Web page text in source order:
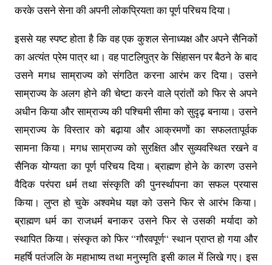
करके उसने सेना की अपनी लोकप्रियता का पूर्ण परिचय दिया।
इससे यह स्पष्ट होता है कि वह एक कुशल सेनाध्यक्ष और अपने सैनिकों
का अत्यंत प्रेम पात्र था। वह पाटलिपुत्र के सिंहासन पर बैठने के बाद
उसने मगध साम्राज्य को संगठित करना आरंभ कर दिया। उसने
साम्राज्य के अलग होने की चेष्टा करने वाले प्रांतों को फिर से अपने
अधीन किया और साम्राज्य की पश्चिमी सीमा को सुदृढ़ बनाया। उसने
साम्राज्य के विस्तार को बढ़ाया और आक्रमणों का सफलतापूर्वक
सामना किया। मगध साम्राज्य को सुरक्षित और सुव्यवस्थित रखने व
सैनिक योग्यता का पूर्ण परिचय दिया। ब्राह्मण होने के कारण उसने
वैदिक परंपरा धर्म तथा संस्कृति की पुनर्स्थापना का सफल प्रयास
किया। लुप्त हो चुके अश्वमेध यज्ञ को उसने फिर से आरंभ किया।
ब्राह्मण धर्म का राजधर्म बनाकर उसने फिर से उसकी मर्यादा को
स्थापित किया। संस्कृत को फिर “गौरवपूर्ण“ स्थान प्राप्त हो गया और
महर्षि पतंजलि के महाभाष्य तथा मनुस्मृति इसी काल में लिखे गए। इस